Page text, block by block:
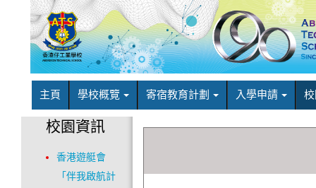
主頁 學校概覽 寄宿教育計劃 入學申請
校園資訊
香港遊艇會
「伴我啟航計